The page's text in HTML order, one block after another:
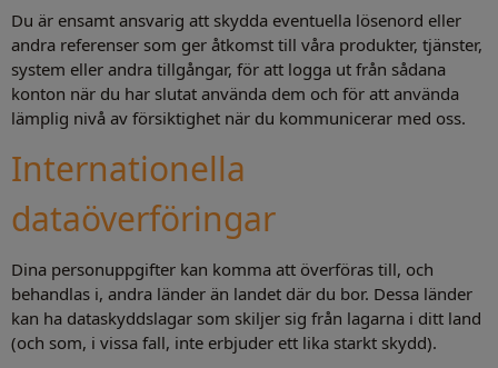
Du är ensamt ansvarig att skydda eventuella lösenord eller
andra referenser som ger åtkomst till våra produkter, tjänster,
system eller andra tillgångar, för att logga ut från sådana
konton när du har slutat använda dem och för att använda
lämplig nivå av försiktighet när du kommunicerar med oss.
Internationella
dataöverföringar
Dina personuppgifter kan komma att överföras till, och
behandlas i, andra länder än landet där du bor. Dessa länder
kan ha dataskyddslagar som skiljer sig från lagarna i ditt land
(och som, i vissa fall, inte erbjuder ett lika starkt skydd).